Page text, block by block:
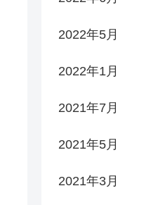
2022年5月
2022年1月
2021年7月
2021年5月
2021年3月